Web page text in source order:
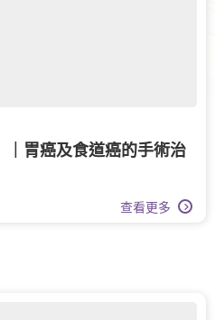
｜胃癌及食道癌的手術治
查看更多